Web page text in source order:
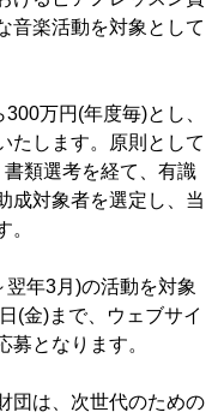
音楽活動を対象として
万円(年度毎)とし、
たします。原則として
類選考を経て、有識
成対象者を選定し、当
。
年3月)の活動を対象
(金)まで、ウェブサイ
募となります。
団は、次世代のための